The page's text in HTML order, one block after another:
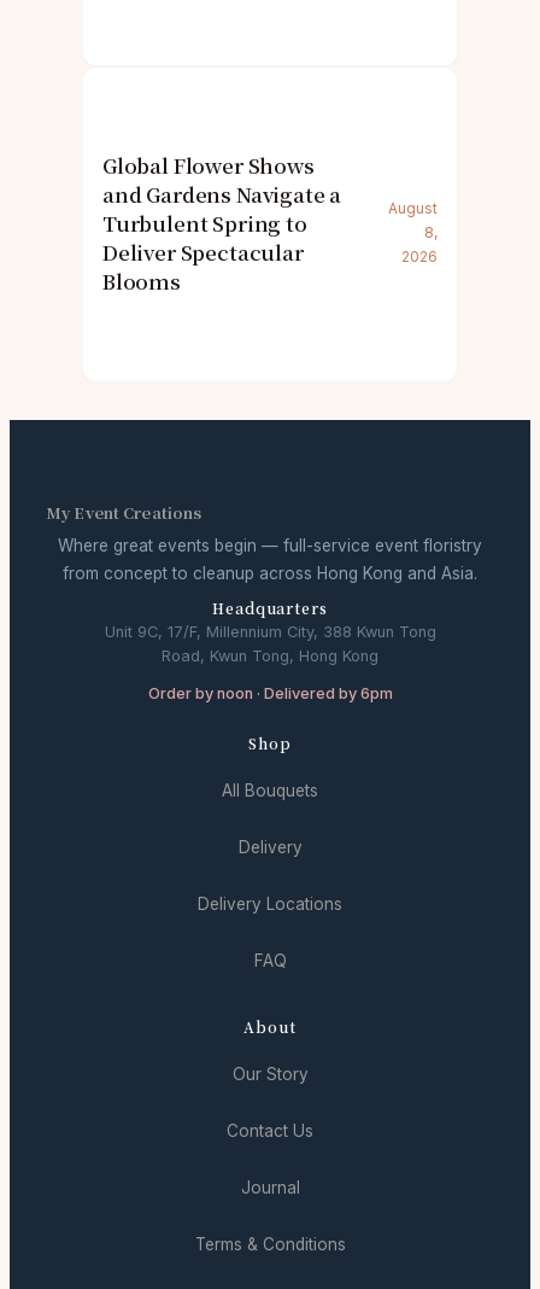
Global Flower Shows
and Gardens Navigate a
Turbulent Spring to
Deliver Spectacular
Blooms
August
8,
2026
My Event Creations
Where great events begin — full-service event floristry
from concept to cleanup across Hong Kong and Asia.
Headquarters
Unit 9C, 17/F, Millennium City, 388 Kwun Tong
Road, Kwun Tong, Hong Kong
Order by noon · Delivered by 6pm
Shop
All Bouquets
Delivery
Delivery Locations
FAQ
About
Our Story
Contact Us
Journal
Terms & Conditions